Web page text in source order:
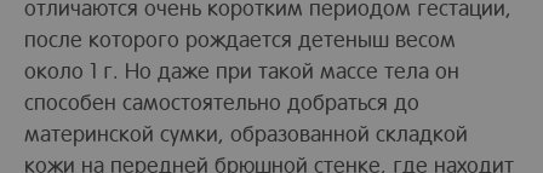
отличаются очень коротким периодом гестации,
после которого рождается детеныш весом
около 1 г. Но даже при такой массе тела он
способен самостоятельно добраться до
материнской сумки, образованной складкой
кожи на передней брюшной стенке, где находит